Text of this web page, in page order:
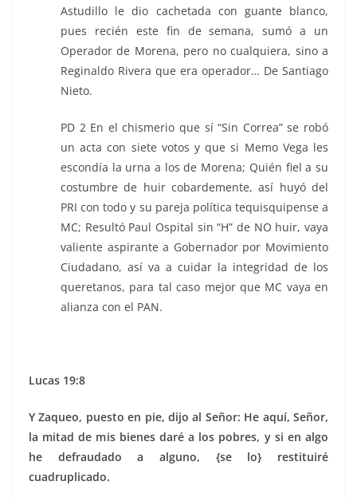
Astudillo le dio cachetada con guante blanco,
pues recién este fin de semana, sumó a un
Operador de Morena, pero no cualquiera, sino a
Reginaldo Rivera que era operador… De Santiago
Nieto.
PD 2 En el chismerio que sí “Sin Correa” se robó
un acta con siete votos y que si Memo Vega les
escondía la urna a los de Morena; Quién fiel a su
costumbre de huir cobardemente, así huyó del
PRI con todo y su pareja política tequisquipense a
MC; Resultó Paul Ospital sin “H” de NO huir, vaya
valiente aspirante a Gobernador por Movimiento
Ciudadano, así va a cuidar la integridad de los
queretanos, para tal caso mejor que MC vaya en
alianza con el PAN.
Lucas 19:8
Y Zaqueo, puesto en pie, dijo al Señor: He aquí, Señor,
la mitad de mis bienes daré a los pobres, y si en algo
he defraudado a alguno, {se lo} restituiré
cuadruplicado.